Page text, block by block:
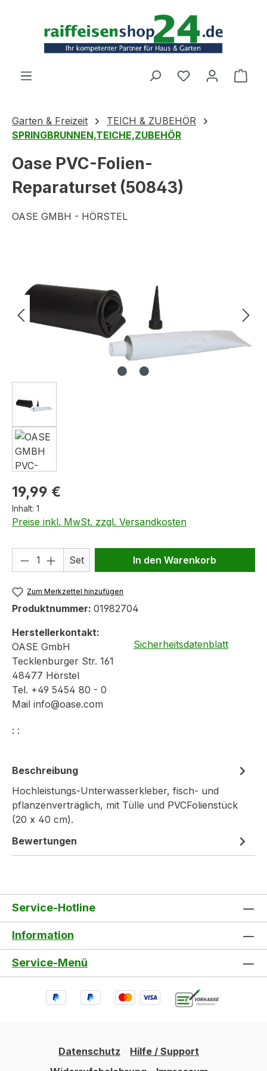
Garten & Freizeit
TEICH & ZUBEHÖR
SPRINGBRUNNEN,TEICHE,ZUBEHÖR
Oase PVC-Folien-
Reparaturset (50843)
OASE GMBH - HÖRSTEL
Regulärer Preis:
19,99 €
Inhalt: 1
Preise inkl. MwSt. zzgl. Versandkosten
Produkt Anzahl: Gib den
Set In den Warenkorb
Zum Merkzettel hinzufügen
Produktnummer: 01982704
Herstellerkontakt:
OASE GmbH
Tecklenburger Str. 161
48477 Hörstel
Tel. +49 5454 80 - 0
Mail info@oase.com
Sicherheitsdatenblatt
: :
Beschreibung
Hochleistungs-Unterwasserkleber, fisch- und
pflanzenverträglich, mit Tülle und PVCFolienstück
(20 x 40 cm).
Bewertungen
Service-Hotline
Information
Service-Menü
Datenschutz
Hilfe / Support